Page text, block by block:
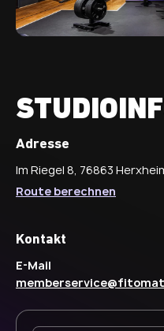
Adresse
Im Riegel 8, 76863
Route berechnen
Kontakt
E-Mail